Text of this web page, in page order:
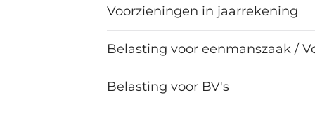
Voorzieningen in jaarrekening
Belasting voor eenmanszaak /
Belasting voor BV's